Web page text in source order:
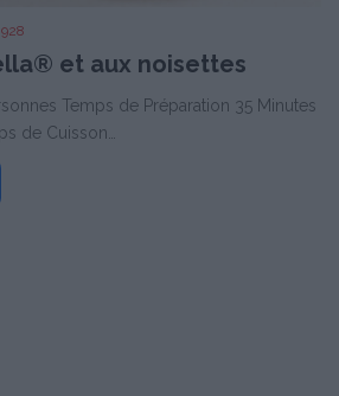
928
et aux noisettes
Temps de Préparation 35 Minutes
de Cuisson…